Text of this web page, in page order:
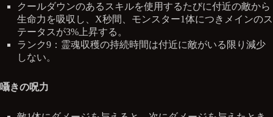
クールダウンのあるスキルを使用するたびに付近の敵から
生命力を吸収し、X秒間、モンスター1体につきメインのス
テータスが3%上昇する。
ランク9：霊魂収穫の持続時間は付近に敵がいる限り減少
しない。
囁きの呪力